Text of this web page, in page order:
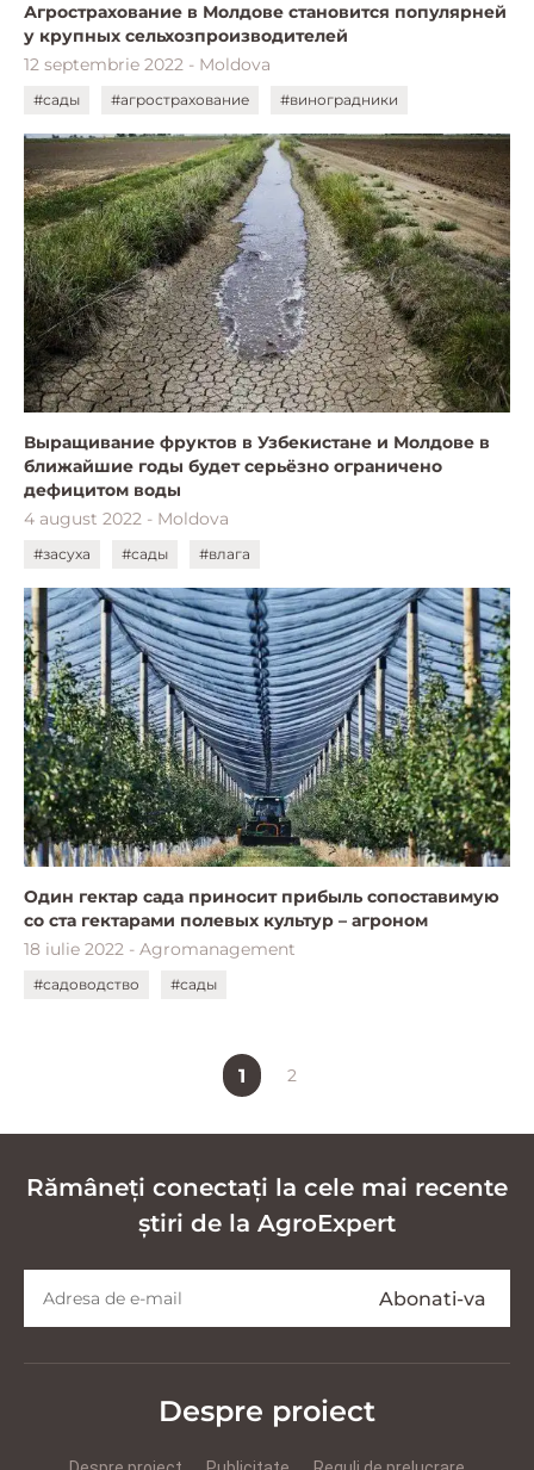
Агрострахование в Молдове становится популярней
у крупных сельхозпроизводителей
12 septembrie 2022 - Moldova
#сады #агрострахование #виноградники
Выращивание фруктов в Узбекистане и Молдове в
ближайшие годы будет серьёзно ограничено
дефицитом воды
4 august 2022 - Moldova
#засуха #сады #влага
Один гектар сада приносит прибыль сопоставимую
со ста гектарами полевых культур – агроном
18 iulie 2022 - Agromanagement
#садоводство #сады
1 2
Rămâneți conectați la cele mai recente
știri de la AgroExpert
Despre proiect